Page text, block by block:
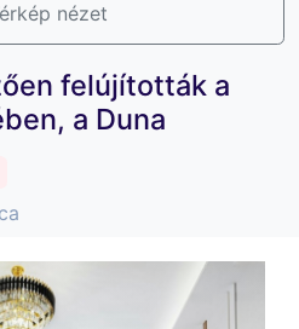
nézet
felújították a
a Duna